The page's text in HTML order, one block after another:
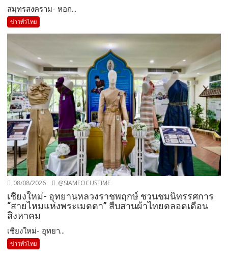
สมุทรสงคราม- หอก...
ข่าวทั่วไทย
08/08/2026 @SIAMFOCUSTIME
เชียงใหม่- อุทยานหลวงราชพฤกษ์ ชวนชมนิทรรศการ
“สายไหมแห่งพระเมตตา” สืบสานผ้าไทยตลอดเดือน
สิงหาคม
เชียงใหม่- อุทยา...
ข่าวทั่วไทย